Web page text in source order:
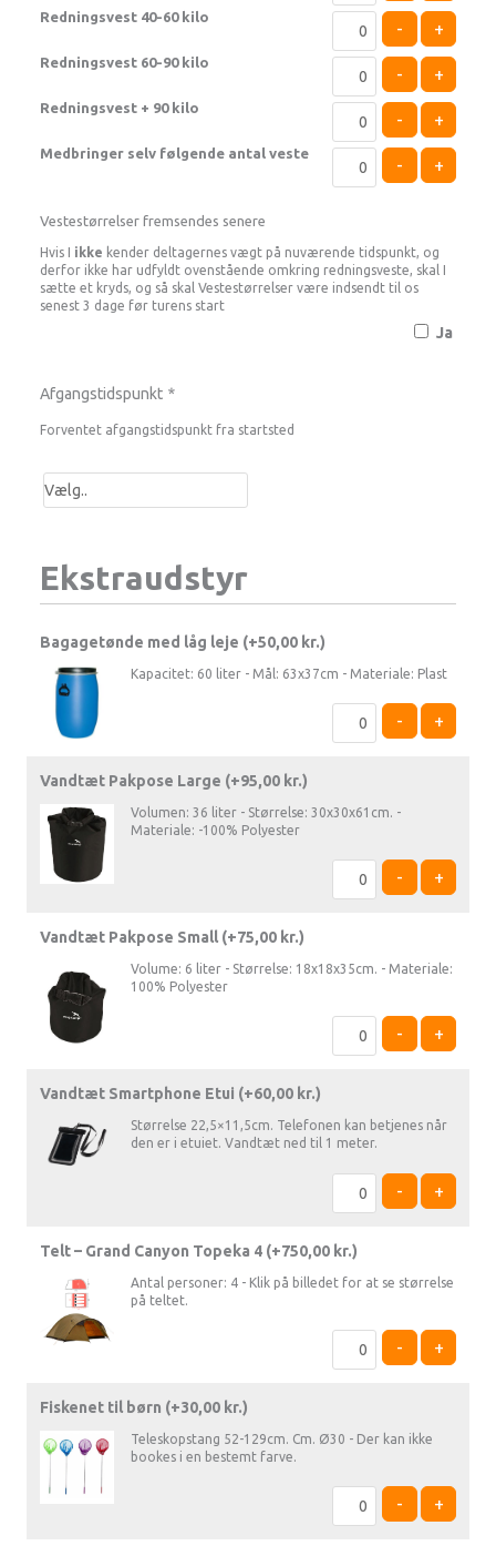
Redningsvest 40-60 kilo
- +
Redningsvest 60-90 kilo
- +
Redningsvest + 90 kilo
- +
Medbringer selv følgende antal veste
- +
Vestestørrelser fremsendes senere
Hvis I ikke kender deltagernes vægt på nuværende tidspunkt, og
derfor ikke har udfyldt ovenstående omkring redningsveste, skal I
sætte et kryds, og så skal Vestestørrelser være indsendt til os
senest 3 dage før turens start
Ja
Afgangstidspunkt *
Forventet afgangstidspunkt fra startsted
Ekstraudstyr
Bagagetønde med låg leje (+50,00 kr.)
Kapacitet: 60 liter - Mål: 63x37cm - Materiale: Plast
- +
Vandtæt Pakpose Large (+95,00 kr.)
Volumen: 36 liter - Størrelse: 30x30x61cm. -
Materiale: -100% Polyester
- +
Vandtæt Pakpose Small (+75,00 kr.)
Volume: 6 liter - Størrelse: 18x18x35cm. - Materiale:
100% Polyester
- +
Vandtæt Smartphone Etui (+60,00 kr.)
Størrelse 22,5×11,5cm. Telefonen kan betjenes når
den er i etuiet. Vandtæt ned til 1 meter.
- +
Telt – Grand Canyon Topeka 4 (+750,00 kr.)
Antal personer: 4 - Klik på billedet for at se størrelse
på teltet.
- +
Fiskenet til børn (+30,00 kr.)
Teleskopstang 52-129cm. Cm. Ø30 - Der kan ikke
bookes i en bestemt farve.
- +